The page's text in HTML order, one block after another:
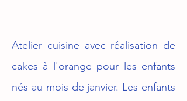
Atelier cuisine avec réalisation de
cakes à l'orange pour les enfants
nés au mois de janvier. Les enfants